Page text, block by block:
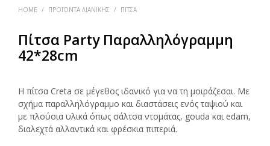
HOME / ΠΡΟΪΌΝΤΑ ΛΙΑΝΙΚΉΣ / ΠΊΤΣΑ
Πίτσα Party Παραλληλόγραμμη
42*28cm
Η πίτσα Creta σε μέγεθος ιδανικό για να τη μοιράζεσαι. Με
σχήμα παραλληλόγραμμο και διαστάσεις ενός ταψιού και
με πλούσια υλικά όπως σάλτσα ντομάτας, gouda και edam,
διαλεχτά αλλαντικά και φρέσκια πιπεριά.